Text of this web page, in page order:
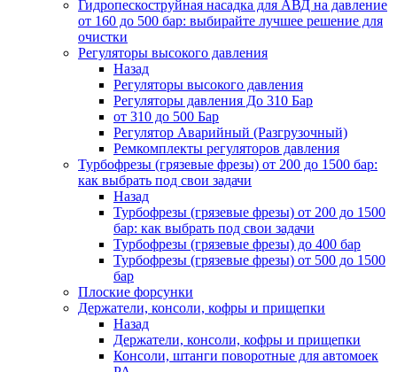
Гидропескоструйная насадка для АВД на давление
от 160 до 500 бар: выбирайте лучшее решение для
очистки
Регуляторы высокого давления
Назад
Регуляторы высокого давления
Регуляторы давления До 310 Бар
от 310 до 500 Бар
Регулятор Аварийный (Разгрузочный)
Ремкомплекты регуляторов давления
Турбофрезы (грязевые фрезы) от 200 до 1500 бар:
как выбрать под свои задачи
Назад
Турбофрезы (грязевые фрезы) от 200 до 1500
бар: как выбрать под свои задачи
Турбофрезы (грязевые фрезы) до 400 бар
Турбофрезы (грязевые фрезы) от 500 до 1500
бар
Плоские форсунки
Держатели, консоли, кофры и прищепки
Назад
Держатели, консоли, кофры и прищепки
Консоли, штанги поворотные для автомоек